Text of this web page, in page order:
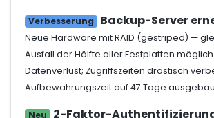
Verbesserung Backup-Server
Neue Hardware mit RAID (gestriped) —
Ausfall der Hälfte aller Festplatten
Datenverlust; Zugriffszeiten drastisch
Aufbewahrungszeit auf 47 Tage
Neu 2-Faktor-